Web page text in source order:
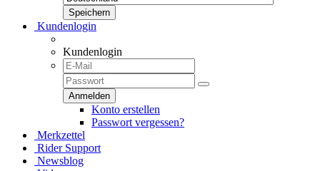
Kundenlogin
Kundenlogin
Konto erstellen
Passwort vergessen?
Merkzettel
Rider Support
Newsblog